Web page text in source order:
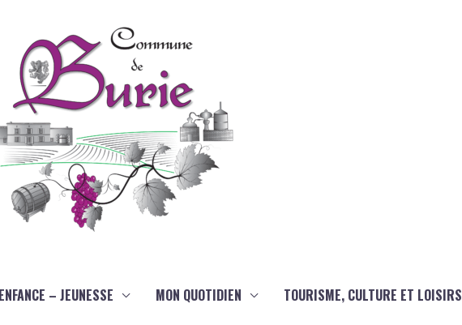
ENFANCE – JEUNESSE MON QUOTIDIEN TOURISME, CULTURE ET LOISIRS